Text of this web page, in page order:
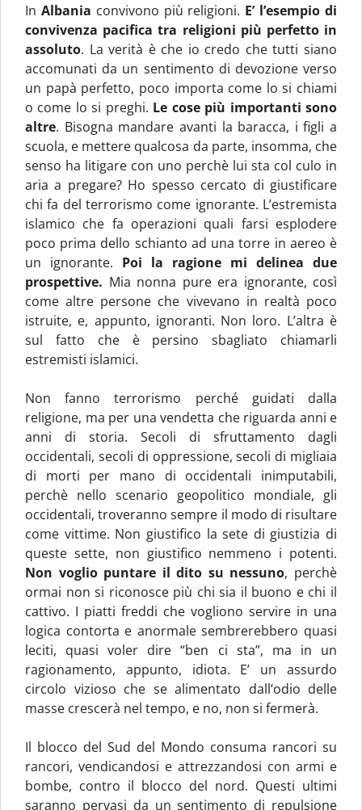
In Albania convivono più religioni. E’ l’esempio di
convivenza pacifica tra religioni più perfetto in
assoluto. La verità è che io credo che tutti siano
accomunati da un sentimento di devozione verso
un papà perfetto, poco importa come lo si chiami
o come lo si preghi. Le cose più importanti sono
altre. Bisogna mandare avanti la baracca, i figli a
scuola, e mettere qualcosa da parte, insomma, che
senso ha litigare con uno perchè lui sta col culo in
aria a pregare? Ho spesso cercato di giustificare
chi fa del terrorismo come ignorante. L’estremista
islamico che fa operazioni quali farsi esplodere
poco prima dello schianto ad una torre in aereo è
un ignorante. Poi la ragione mi delinea due
prospettive. Mia nonna pure era ignorante, così
come altre persone che vivevano in realtà poco
istruite, e, appunto, ignoranti. Non loro. L’altra è
sul fatto che è persino sbagliato chiamarli
estremisti islamici.
Non fanno terrorismo perché guidati dalla
religione, ma per una vendetta che riguarda anni e
anni di storia. Secoli di sfruttamento dagli
occidentali, secoli di oppressione, secoli di migliaia
di morti per mano di occidentali inimputabili,
perchè nello scenario geopolitico mondiale, gli
occidentali, troveranno sempre il modo di risultare
come vittime. Non giustifico la sete di giustizia di
queste sette, non giustifico nemmeno i potenti.
Non voglio puntare il dito su nessuno, perchè
ormai non si riconosce più chi sia il buono e chi il
cattivo. I piatti freddi che vogliono servire in una
logica contorta e anormale sembrerebbero quasi
leciti, quasi voler dire “ben ci sta”, ma in un
ragionamento, appunto, idiota. E’ un assurdo
circolo vizioso che se alimentato dall’odio delle
masse crescerà nel tempo, e no, non si fermerà.
Il blocco del Sud del Mondo consuma rancori su
rancori, vendicandosi e attrezzandosi con armi e
bombe, contro il blocco del nord. Questi ultimi
saranno pervasi da un sentimento di repulsione